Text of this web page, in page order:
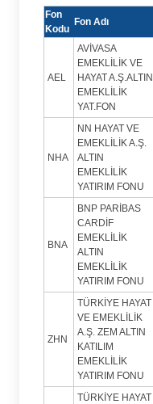
Fon
Kodu
Fon Adı
AEL
AVİVASA
EMEKLİLİK VE
HAYAT A.Ş.ALTIN
EMEKLİLİK
YAT.FON
NHA
NN HAYAT VE
EMEKLİLİK A.Ş.
ALTIN
EMEKLİLİK
YATIRIM FONU
BNA
BNP PARİBAS
CARDİF
EMEKLİLİK
ALTIN
EMEKLİLİK
YATIRIM FONU
ZHN
TÜRKİYE HAYAT
VE EMEKLİLİK
A.Ş. ZEM ALTIN
KATILIM
EMEKLİLİK
YATIRIM FONU
TÜRKİYE HAYAT